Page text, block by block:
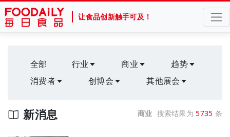
让食品创新触手可及！
全部 行业 商业
趋势
消费者
创博会 其他展会
商业 搜索结果为5735 条
新消息